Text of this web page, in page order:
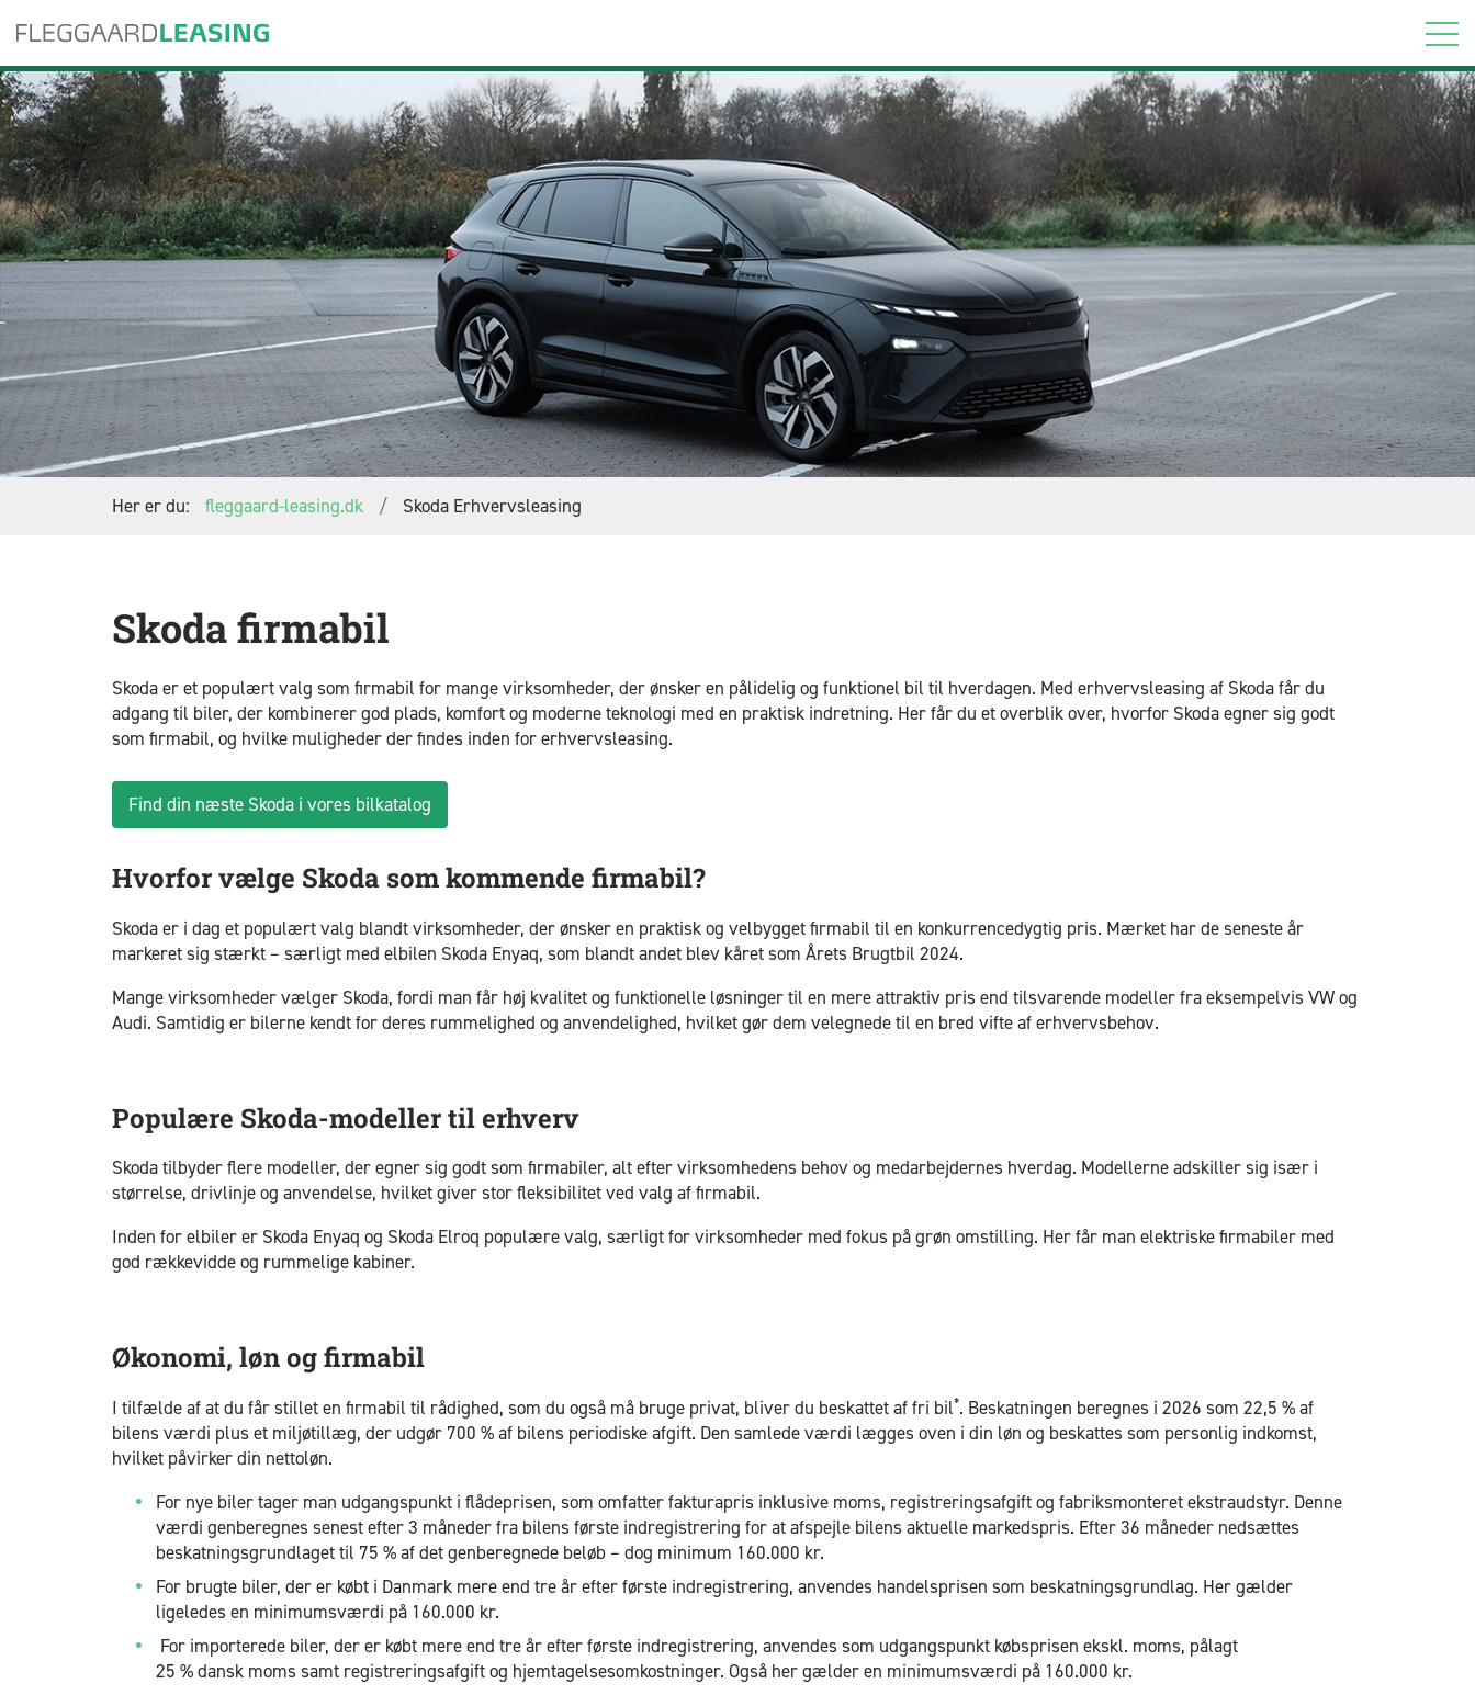
Her er du: fleggaard-leasing.dk Skoda Erhvervsleasing
Skoda firmabil
Skoda er et populært valg som firmabil for mange virksomheder, der ønsker en pålidelig og funktionel bil til hverdagen. Med erhvervsleasing af Skoda får du
adgang til biler, der kombinerer god plads, komfort og moderne teknologi med en praktisk indretning. Her får du et overblik over, hvorfor Skoda egner sig godt
som firmabil, og hvilke muligheder der findes inden for erhvervsleasing.
Find din næste Skoda i vores bilkatalog
Hvorfor vælge Skoda som kommende firmabil?
Skoda er i dag et populært valg blandt virksomheder, der ønsker en praktisk og velbygget firmabil til en konkurrencedygtig pris. Mærket har de seneste år
markeret sig stærkt – særligt med elbilen Skoda Enyaq, som blandt andet blev kåret som Årets Brugtbil 2024.
Mange virksomheder vælger Skoda, fordi man får høj kvalitet og funktionelle løsninger til en mere attraktiv pris end tilsvarende modeller fra eksempelvis VW og
Audi. Samtidig er bilerne kendt for deres rummelighed og anvendelighed, hvilket gør dem velegnede til en bred vifte af erhvervsbehov.
Populære Skoda-modeller til erhverv
Skoda tilbyder flere modeller, der egner sig godt som firmabiler, alt efter virksomhedens behov og medarbejdernes hverdag. Modellerne adskiller sig især i
størrelse, drivlinje og anvendelse, hvilket giver stor fleksibilitet ved valg af firmabil.
Inden for elbiler er Skoda Enyaq og Skoda Elroq populære valg, særligt for virksomheder med fokus på grøn omstilling. Her får man elektriske firmabiler med
god rækkevidde og rummelige kabiner.
Økonomi, løn og firmabil
I tilfælde af at du får stillet en firmabil til rådighed, som du også må bruge privat, bliver du beskattet af fri bil*. Beskatningen beregnes i 2026 som 22,5 % af
bilens værdi plus et miljøtillæg, der udgør 700 % af bilens periodiske afgift. Den samlede værdi lægges oven i din løn og beskattes som personlig indkomst,
hvilket påvirker din nettoløn.
For nye biler tager man udgangspunkt i flådeprisen, som omfatter fakturapris inklusive moms, registreringsafgift og fabriksmonteret ekstraudstyr. Denne
værdi genberegnes senest efter 3 måneder fra bilens første indregistrering for at afspejle bilens aktuelle markedspris. Efter 36 måneder nedsættes
beskatningsgrundlaget til 75 % af det genberegnede beløb – dog minimum 160.000 kr.
For brugte biler, der er købt i Danmark mere end tre år efter første indregistrering, anvendes handelsprisen som beskatningsgrundlag. Her gælder
ligeledes en minimumsværdi på 160.000 kr.
For importerede biler, der er købt mere end tre år efter første indregistrering, anvendes som udgangspunkt købsprisen ekskl. moms, pålagt
25 % dansk moms samt registreringsafgift og hjemtagelsesomkostninger. Også her gælder en minimumsværdi på 160.000 kr.